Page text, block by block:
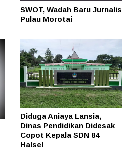
SWOT, Wadah Baru Jurnalis
Pulau Morotai
Diduga Aniaya Lansia,
Dinas Pendidikan Didesak
Copot Kepala SDN 84
Halsel